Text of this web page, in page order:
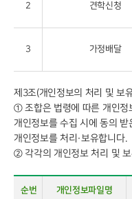
2 견학신청
3 가정배달
제3조(개인정보의 처리 및 보
① 조합은 법령에 따른 개인정
개인정보를 수집 시에 동의 받
개인정보를 처리·보유합니다.
② 각각의 개인정보 처리 및
순번 개인정보파일명